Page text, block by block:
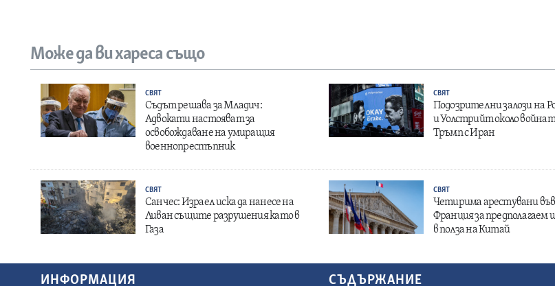
Може да ви хареса също
СВЯТ
Съдът решава за Младич:
Адвокати настояват за
освобождаване на умиращия
военнопрестъпник
СВЯТ
Подозрителни залози на
и Уолстрийт около
Тръмп с Иран
СВЯТ
Санчес: Израел иска да нанесе на
Ливан същите разрушения като в
Газа
СВЯТ
Четирима арестувани във
Франция за предполагаем
в полза на Китай
ИНФОРМАЦИЯ СЪДЪРЖАНИЕ